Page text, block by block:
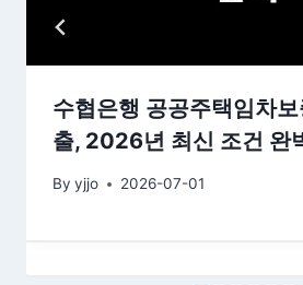
수협은행 공공주택임차보
출, 2026년 최신 조건 완
By yjjo 2026-07-01